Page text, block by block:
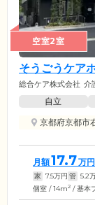
空室2室
そうごうケア
総合ケア株式会社 介
自立
京都府京都市
月額17.7万円
家 7.5万円 管 5.2
個室 / 14m2 / 基本